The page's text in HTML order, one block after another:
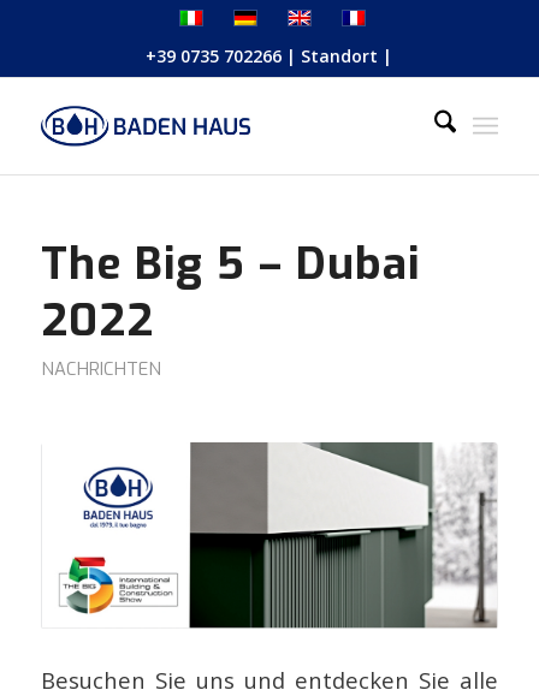
+39 0735 702266 | Standort |
The Big 5 – Dubai
2022
NACHRICHTEN
Besuchen Sie uns und entdecken Sie alle